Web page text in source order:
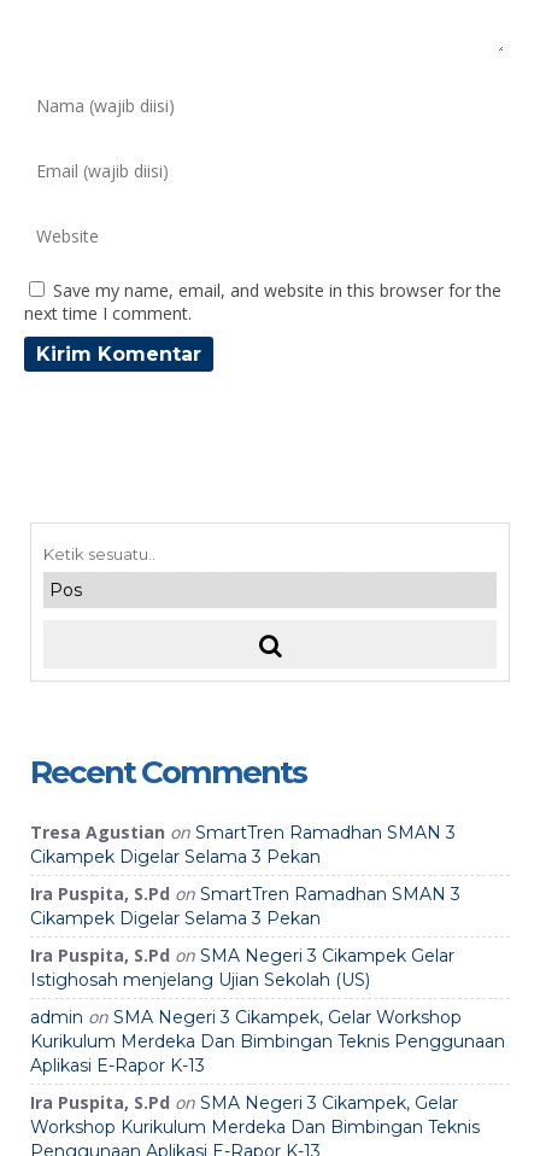
Save my name, email, and website in this browser for the
next time I comment.
Recent Comments
Tresa Agustian on SmartTren Ramadhan SMAN 3
Cikampek Digelar Selama 3 Pekan
Ira Puspita, S.Pd on SmartTren Ramadhan SMAN 3
Cikampek Digelar Selama 3 Pekan
Ira Puspita, S.Pd on SMA Negeri 3 Cikampek Gelar
Istighosah menjelang Ujian Sekolah (US)
admin on SMA Negeri 3 Cikampek, Gelar Workshop
Kurikulum Merdeka Dan Bimbingan Teknis Penggunaan
Aplikasi E-Rapor K-13
Ira Puspita, S.Pd on SMA Negeri 3 Cikampek, Gelar
Workshop Kurikulum Merdeka Dan Bimbingan Teknis
Penggunaan Aplikasi E-Rapor K-13